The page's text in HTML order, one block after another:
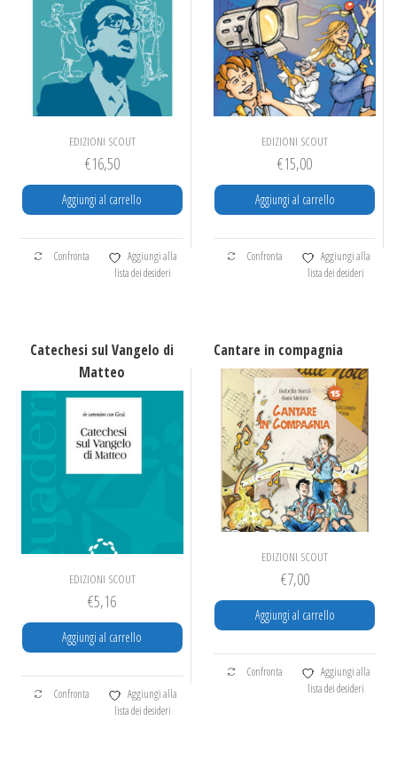
EDIZIONI SCOUT
€16,50
Aggiungi al carrello
Confronta
Aggiungi alla
lista dei desideri
EDIZIONI SCOUT
€15,00
Aggiungi al carrello
Confronta
Aggiungi alla
lista dei desideri
Catechesi sul Vangelo di
Matteo
EDIZIONI SCOUT
€5,16
Aggiungi al carrello
Confronta
Aggiungi alla
lista dei desideri
Cantare in compagnia
EDIZIONI SCOUT
€7,00
Aggiungi al carrello
Confronta
Aggiungi alla
lista dei desideri